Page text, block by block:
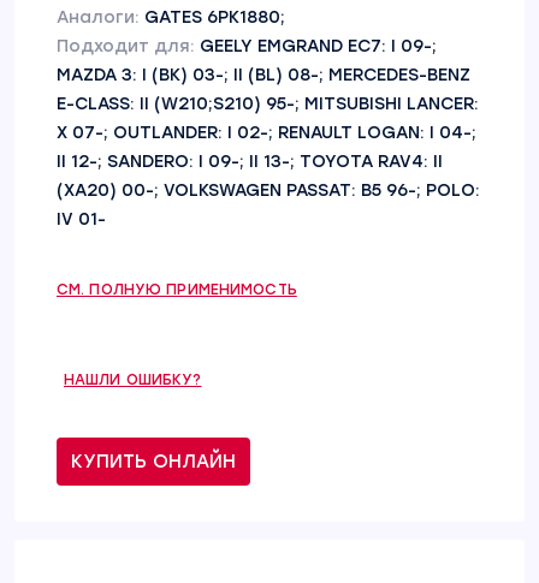
Аналоги: GATES 6PK1880;
Подходит для: GEELY EMGRAND EC7: I 09-;
MAZDA 3: I (BK) 03-; II (BL) 08-; MERCEDES-BENZ
E-CLASS: II (W210;S210) 95-; MITSUBISHI LANCER:
X 07-; OUTLANDER: I 02-; RENAULT LOGAN: I 04-;
II 12-; SANDERO: I 09-; II 13-; TOYOTA RAV4: II
(XA20) 00-; VOLKSWAGEN PASSAT: B5 96-; POLO:
IV 01-
СМ. ПОЛНУЮ ПРИМЕНИМОСТЬ
НАШЛИ ОШИБКУ?
КУПИТЬ ОНЛАЙН